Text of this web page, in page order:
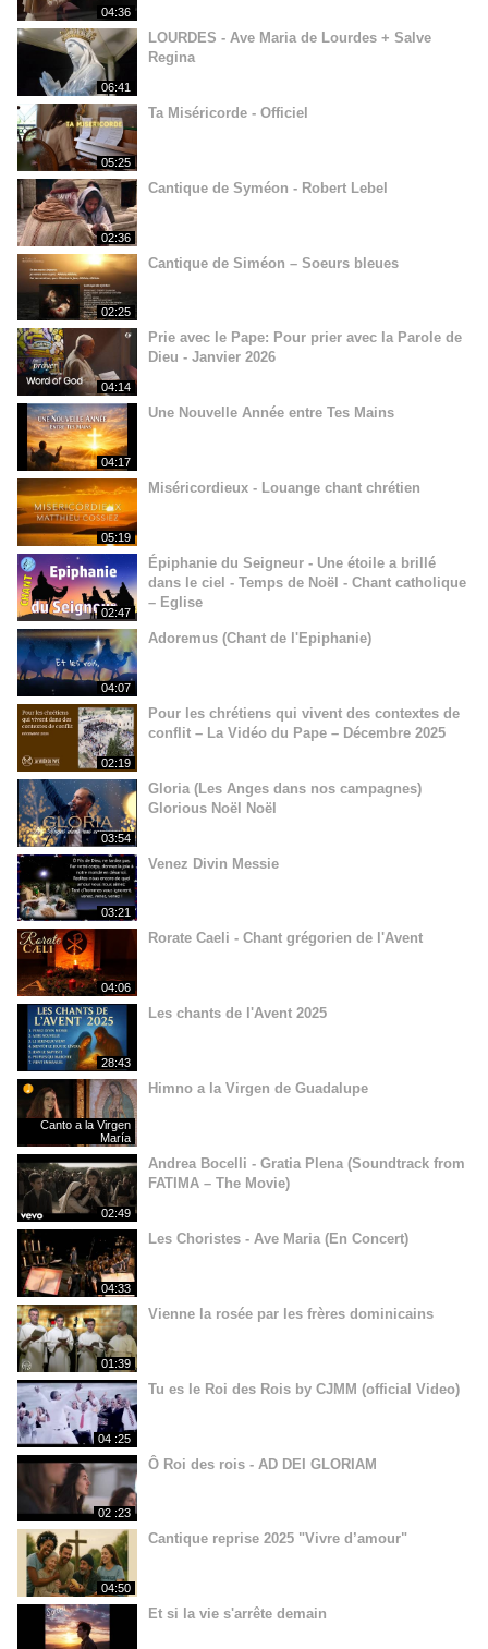
04:36
06:41
LOURDES - Ave Maria de Lourdes + Salve
Regina
05:25
Ta Miséricorde - Officiel
02:36
Cantique de Syméon - Robert Lebel
02:25
Cantique de Siméon – Soeurs bleues
04:14
Prie avec le Pape: Pour prier avec la Parole de
Dieu - Janvier 2026
04:17
Une Nouvelle Année entre Tes Mains
05:19
Miséricordieux - Louange chant chrétien
02:47
Épiphanie du Seigneur - Une étoile a brillé
dans le ciel - Temps de Noël - Chant catholique
– Eglise
04:07
Adoremus (Chant de l'Epiphanie)
02:19
Pour les chrétiens qui vivent des contextes de
conflit – La Vidéo du Pape – Décembre 2025
03:54
Gloria (Les Anges dans nos campagnes)
Glorious Noël Noël
03:21
Venez Divin Messie
04:06
Rorate Caeli - Chant grégorien de l'Avent
28:43
Les chants de l'Avent 2025
Canto a la Virgen
María
Himno a la Virgen de Guadalupe
02:49
Andrea Bocelli - Gratia Plena (Soundtrack from
FATIMA – The Movie)
04:33
Les Choristes - Ave Maria (En Concert)
01:39
Vienne la rosée par les frères dominicains
04 :25
Tu es le Roi des Rois by CJMM (official Video)
02 :23
Ô Roi des rois - AD DEI GLORIAM
04:50
Cantique reprise 2025 "Vivre d’amour"
Et si la vie s'arrête demain